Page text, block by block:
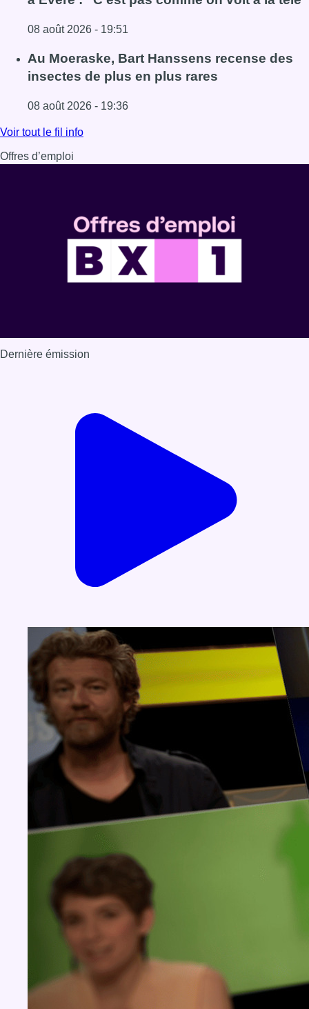
08 août 2026 - 19:51
Lire l'article Un nouveau club de MMA ouvre ses portes à
Au Moeraske, Bart Hanssens recense des
insectes de plus en plus rares
08 août 2026 - 19:36
Lire l'article Au Moeraske, Bart Hanssens recense des
Voir tout le fil info
Offres d’emploi
Dernière émission